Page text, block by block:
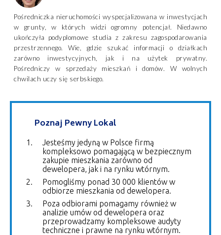
Pośredniczka nieruchomości wyspecjalizowana w inwestycjach
w grunty, w których widzi ogromny potencjał. Niedawno
ukończyła podyplomowe studia z zakresu zagospodarowania
przestrzennego. Wie, gdzie szukać informacji o działkach
zarówno inwestycyjnych, jak i na użytek prywatny.
Pośredniczy w sprzedaży mieszkań i domów. W wolnych
chwilach uczy się serbskiego.
Poznaj Pewny Lokal
Jesteśmy jedyną w Polsce firmą
kompleksowo pomagającą w bezpiecznym
zakupie mieszkania zarówno od
dewelopera, jak i na rynku wtórnym.
Pomogliśmy ponad 30 000 klientów w
odbiorze mieszkania od dewelopera.
Poza odbiorami pomagamy również w
analizie umów od dewelopera oraz
przeprowadzamy kompleksowe audyty
techniczne i prawne na rynku wtórnym.